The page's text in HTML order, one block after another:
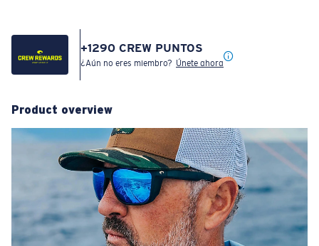
+1290 CREW PUNTOS
¿Aún no eres miembro? Únete ahora
Product overview